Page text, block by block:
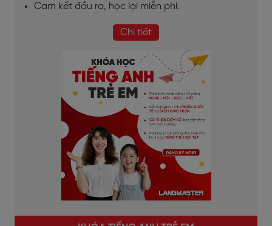
Cam kết đầu ra, học lại miễn phí.
Chi tiết